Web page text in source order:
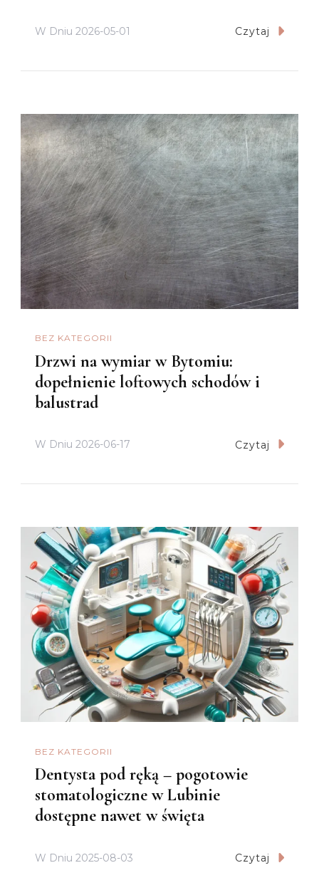
W Dniu 2026-05-01 Czytaj
BEZ KATEGORII
Drzwi na wymiar w Bytomiu:
dopełnienie loftowych schodów i
balustrad
W Dniu 2026-06-17 Czytaj
BEZ KATEGORII
Dentysta pod ręką – pogotowie
stomatologiczne w Lubinie
dostępne nawet w święta
W Dniu 2025-08-03 Czytaj